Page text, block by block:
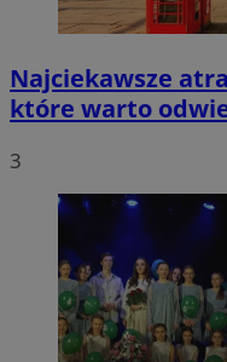
Najciekawsze
które warto
3